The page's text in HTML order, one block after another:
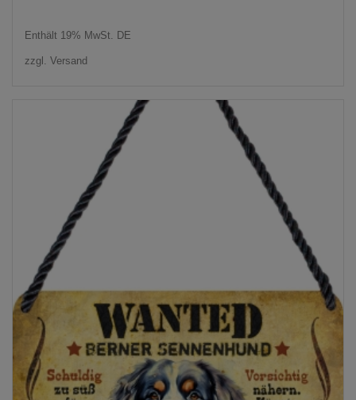
Enthält 19% MwSt. DE
zzgl. Versand